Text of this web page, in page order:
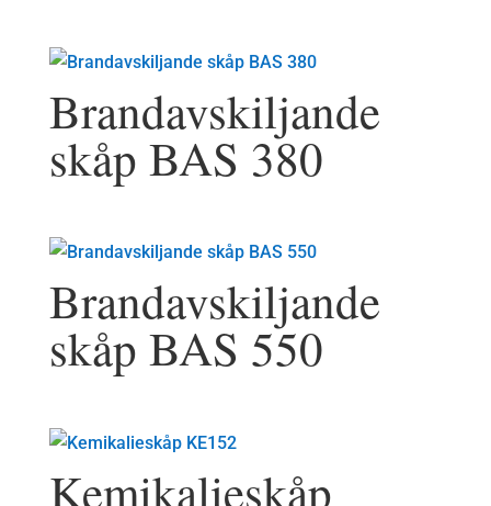
Brandavskiljande
skåp BAS 380
Brandavskiljande
skåp BAS 550
Kemikalieskåp